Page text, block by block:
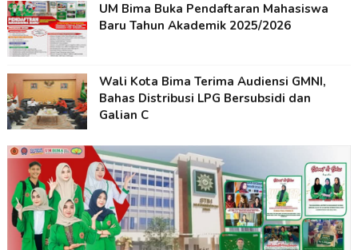
UM Bima Buka Pendaftaran Mahasiswa
Baru Tahun Akademik 2025/2026
Wali Kota Bima Terima Audiensi GMNI,
Bahas Distribusi LPG Bersubsidi dan
Galian C